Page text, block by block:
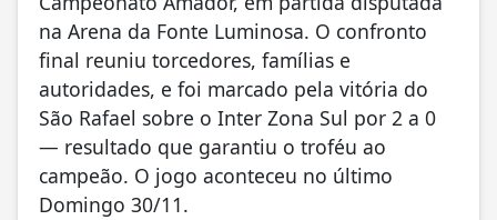
na Arena da Fonte Luminosa. O confronto
final reuniu torcedores, famílias e
autoridades, e foi marcado pela vitória do
São Rafael sobre o Inter Zona Sul por 2 a 0
— resultado que garantiu o troféu ao
campeão. O jogo aconteceu no último
Domingo 30/11.